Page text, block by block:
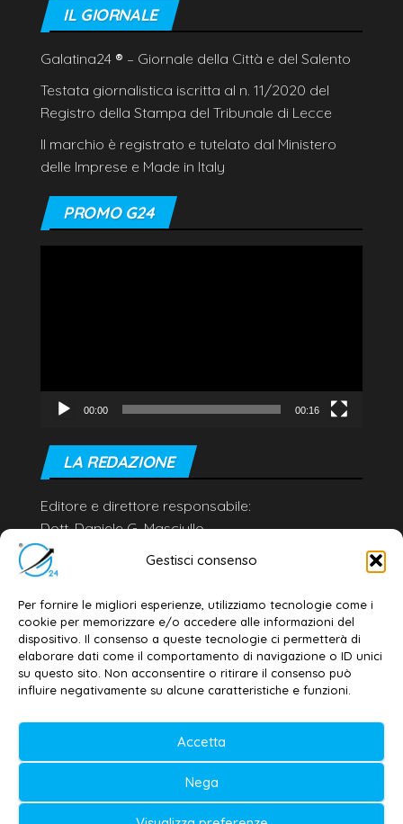
Gestisci consenso
Per fornire le migliori esperienze, utilizziamo tecnologie come i
cookie per memorizzare e/o accedere alle informazioni del
dispositivo. Il consenso a queste tecnologie ci permetterà di
elaborare dati come il comportamento di navigazione o ID unici
su questo sito. Non acconsentire o ritirare il consenso può
influire negativamente su alcune caratteristiche e funzioni.
Accetta
Nega
IL GIORNALE
Galatina24 ® – Giornale della Città e del Salento
Testata giornalistica iscritta al n. 11/2020 del
Registro della Stampa del Tribunale di Lecce
Il marchio è registrato e tutelato dal Ministero
delle Imprese e Made in Italy
PROMO G24
00:00 00:16
LA REDAZIONE
Editore e direttore responsabile:
Dott. Daniele G. Masciullo
Email:
redazione@galatina24.it
Privacy policy–Cookie policy
© 2020-2026 | Galatina24 ®
Testata iscritta al n. 11/2020 Registro della
Stampa Tribunale di Lecce
Editore e direttore responsabile:
Daniele G. Masciullo